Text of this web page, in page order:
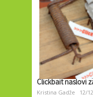
Clickbait naslovi
Kristina Gadže 12/